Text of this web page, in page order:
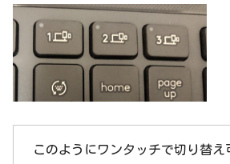
このようにワンタッチで切り替え